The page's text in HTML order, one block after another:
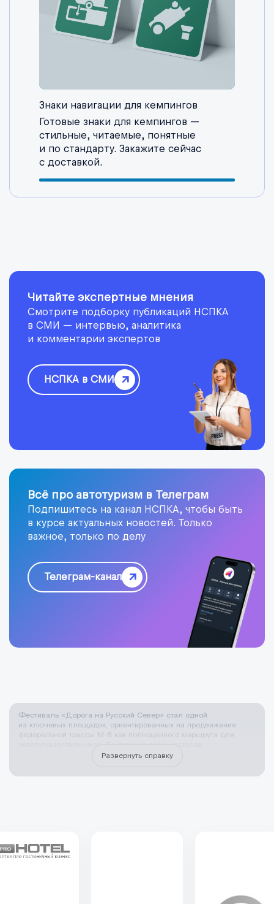
Знаки навигации для кемпингов
Готовые знаки для кемпингов —
стильные, читаемые, понятные
и по стандарту. Закажите сейчас
с доставкой.
Читайте экспертные мнения
Смотрите подборку публикаций НСПКА
в СМИ — интервью, аналитика
и комментарии экспертов
НСПКА в СМИ
Всё про автотуризм в Телеграм
Подпишитесь на канал НСПКА, чтобы быть
в курсе актуальных новостей. Только
важное, только по делу
Телеграм-канал
Фестиваль «Дорога на Русский Север» стал одной
из ключевых площадок, ориентированных на продвижение
федеральной трассы М-8 как полноценного маршрута для
Национальный Союз Профессионалов индустрии Кемпингов
органов власти, инвесторов и бизнеса, обеспечивая экспертное
сопровождение инициатив в области развития туристской
Развернуть справку